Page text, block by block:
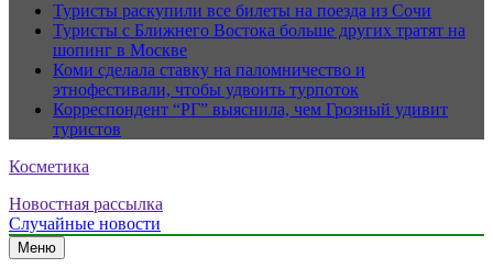
Туристы раскупили все билеты на поезда из Сочи
Туристы с Ближнего Востока больше других тратят на
шопинг в Москве
Коми сделала ставку на паломничество и
этнофестивали, чтобы удвоить турпоток
Корреспондент “РГ” выяснила, чем Грозный удивит
туристов
Косметика
Новостная рассылка
Случайные новости
Меню